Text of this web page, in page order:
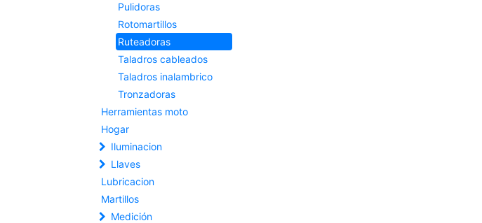
Pulidoras
Rotomartillos
Ruteadoras
Taladros cableados
Taladros inalambrico
Tronzadoras
Herramientas moto
Hogar
Iluminacion
Llaves
Lubricacion
Martillos
Medición